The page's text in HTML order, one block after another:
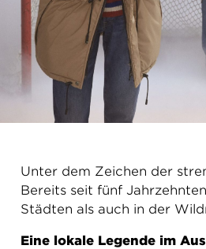
Unter dem Zeichen der
Bereits seit fünf
Städten als auch in der
Eine lokale Legende im